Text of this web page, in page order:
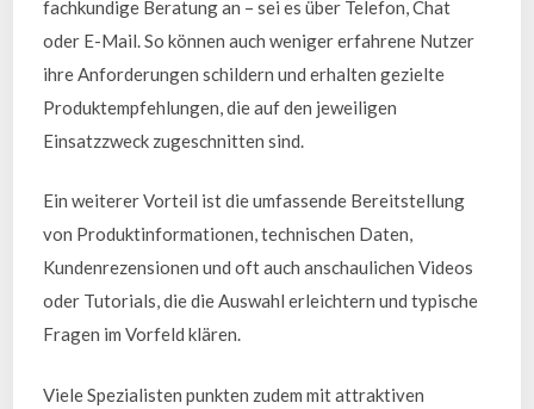
fachkundige Beratung an – sei es über Telefon, Chat
oder E-Mail. So können auch weniger erfahrene Nutzer
ihre Anforderungen schildern und erhalten gezielte
Produktempfehlungen, die auf den jeweiligen
Einsatzzweck zugeschnitten sind.
Ein weiterer Vorteil ist die umfassende Bereitstellung
von Produktinformationen, technischen Daten,
Kundenrezensionen und oft auch anschaulichen Videos
oder Tutorials, die die Auswahl erleichtern und typische
Fragen im Vorfeld klären.
Viele Spezialisten punkten zudem mit attraktiven